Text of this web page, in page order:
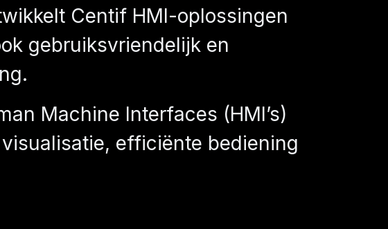
Centif HMI-oplossingen
gebruiksvriendelijk en
Machine Interfaces (HMI’s)
efficiënte bediening